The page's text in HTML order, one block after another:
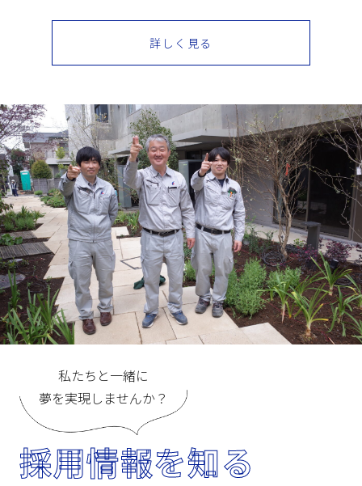
詳しく見る
私たちと一緒に
夢を実現しませんか？
採用情報を知る